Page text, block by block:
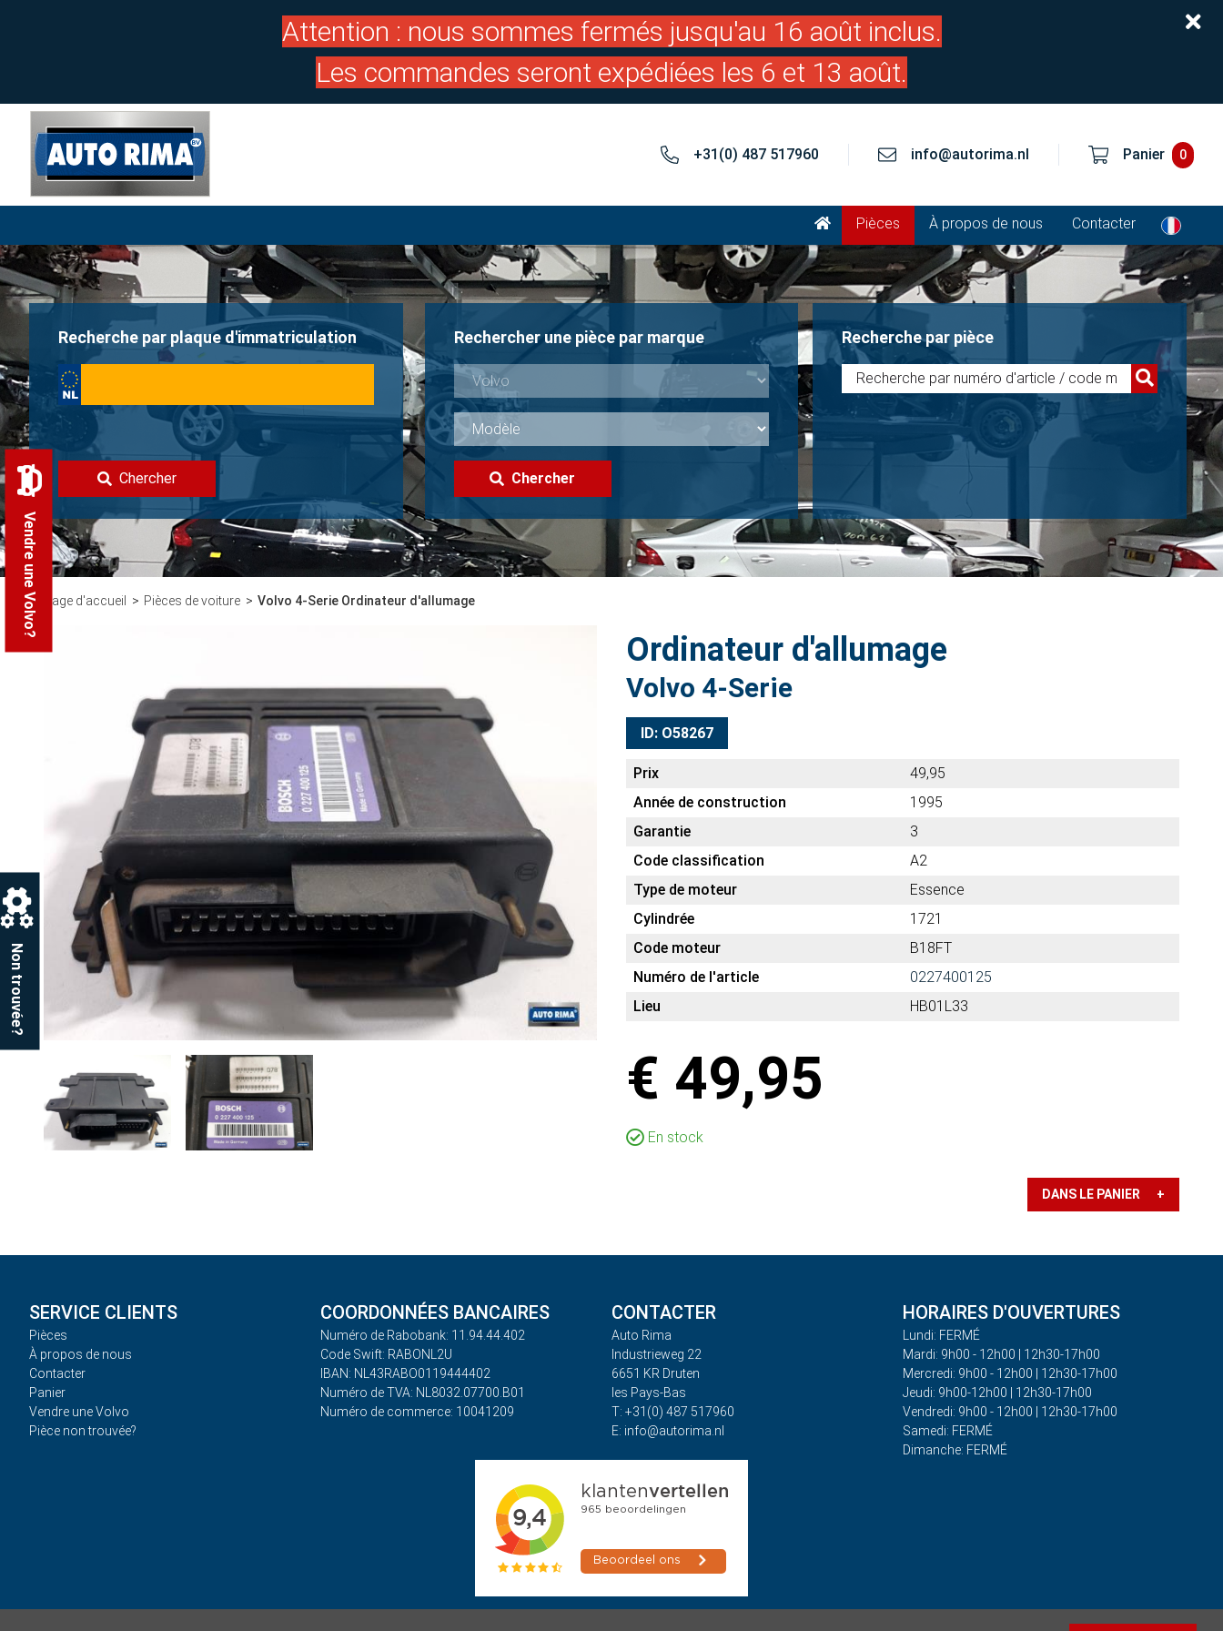
Attention : nous sommes fermés jusqu'au 16 août inclus.
Les commandes seront expédiées les 6 et 13 août.
+31(0) 487 517960 info@autorima.nl Panier 0
Pièces À propos de nous Contacter
Recherche par plaque d'immatriculation
Chercher
Rechercher une pièce par marque
Chercher
Recherche par pièce
Page d'accueil Pièces de voiture Volvo 4-Serie Ordinateur d'allumage
Ordinateur d'allumage
Volvo 4-Serie
ID: O58267
Prix
49,95
Année de construction
1995
Garantie
3
Code classification
A2
Type de moteur
Essence
Cylindrée
1721
Code moteur
B18FT
Numéro de l'article
0227400125
Lieu
HB01L33
€ 49,95
En stock
DANS LE PANIER +
SERVICE CLIENTS
Pièces
À propos de nous
Contacter
Panier
Vendre une Volvo
Pièce non trouvée?
COORDONNÉES BANCAIRES
Numéro de Rabobank: 11.94.44.402
Code Swift: RABONL2U
IBAN: NL43RABO0119444402
Numéro de TVA: NL8032.07700.B01
Numéro de commerce: 10041209
CONTACTER
Auto Rima
Industrieweg 22
6651 KR Druten
les Pays-Bas
T: +31(0) 487 517960
E: info@autorima.nl
HORAIRES D'OUVERTURES
Lundi: FERMÉ
Mardi: 9h00 - 12h00 | 12h30-17h00
Mercredi: 9h00 - 12h00 | 12h30-17h00
Jeudi: 9h00-12h00 | 12h30-17h00
Vendredi: 9h00 - 12h00 | 12h30-17h00
Samedi: FERMÉ
Dimanche: FERMÉ
Vendre une Volvo?
Non trouvée?